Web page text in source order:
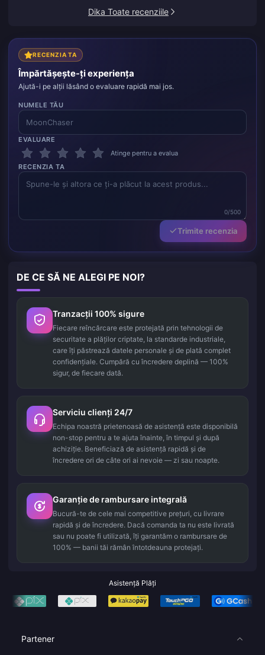
Dika Toate recenziile
RECENZIA TA
Împărtășește-ți experiența
Ajută-i pe alții lăsând o evaluare rapidă mai jos.
NUMELE TĂU
EVALUARE
Atinge pentru a evalua
RECENZIA TA
0/500
Trimite recenzia
DE CE SĂ NE ALEGI PE NOI?
Tranzacții 100% sigure
Fiecare reîncărcare este protejată prin tehnologii de
securitate a plăților criptate, la standarde industriale,
care îți păstrează datele personale și de plată complet
confidențiale. Cumpără cu încredere deplină — 100%
sigur, de fiecare dată.
Serviciu clienți 24/7
Echipa noastră prietenoasă de asistență este disponibilă
non-stop pentru a te ajuta înainte, în timpul și după
achiziție. Beneficiază de asistență rapidă și de
încredere ori de câte ori ai nevoie — zi sau noapte.
Garanție de rambursare integrală
Bucură-te de cele mai competitive prețuri, cu livrare
rapidă și de încredere. Dacă comanda ta nu este livrată
sau nu poate fi utilizată, îți garantăm o rambursare de
100% — banii tăi rămân întotdeauna protejați.
Asistență Plăți
Partener